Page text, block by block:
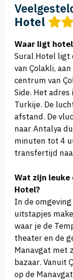
Hotel
Waar ligt
Sural Hotel ligt
van Çolakli,
centrum van
Side. Het adres
Turkije. De
afstand. De
naar Antalya
minuten tot 4
transfertijd
Wat zijn leuke
Hotel?
In de
uitstapjes
waar je de
theater en de
Manavgat met
bazaar. Vanuit
op de